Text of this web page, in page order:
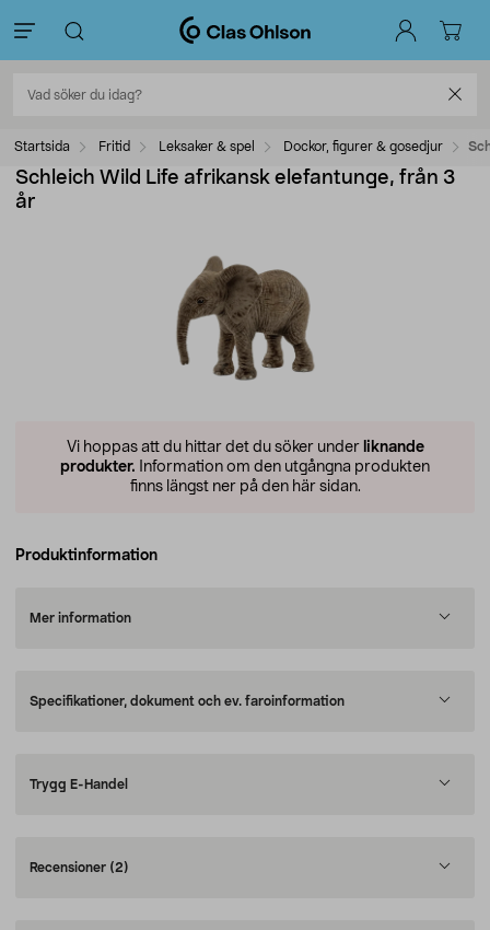
Startsida Fritid Leksaker & spel Dockor, figurer & gosedjur
Schleich Wild Life afrikansk elefantunge, från 3
år
Vi hoppas att du hittar det du söker under liknande
produkter. Information om den utgångna produkten
finns längst ner på den här sidan.
Produktinformation
Mer information
Specifikationer, dokument och ev. faroinformation
Trygg E-Handel
Recensioner (2)